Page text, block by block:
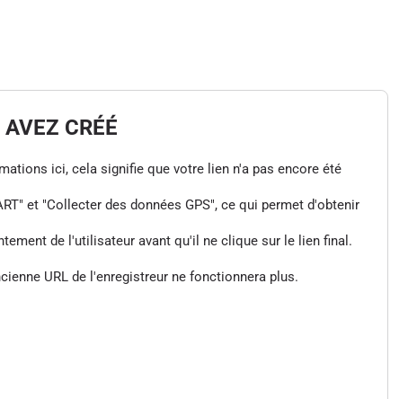
CRÉÉ
ici, cela signifie que votre lien n'a pas encore été
et "Collecter des données GPS", ce qui permet d'obtenir
de l'utilisateur avant qu'il ne clique sur le lien final.
URL de l'enregistreur ne fonctionnera plus.